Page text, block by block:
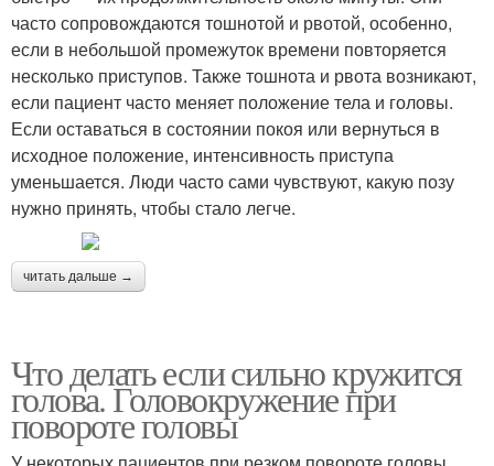
часто сопровождаются тошнотой и рвотой, особенно,
если в небольшой промежуток времени повторяется
несколько приступов. Также тошнота и рвота возникают,
если пациент часто меняет положение тела и головы.
Если оставаться в состоянии покоя или вернуться в
исходное положение, интенсивность приступа
уменьшается. Люди часто сами чувствуют, какую позу
нужно принять, чтобы стало легче.
читать дальше →
Что делать если сильно кружится
голова. Головокружение при
повороте головы